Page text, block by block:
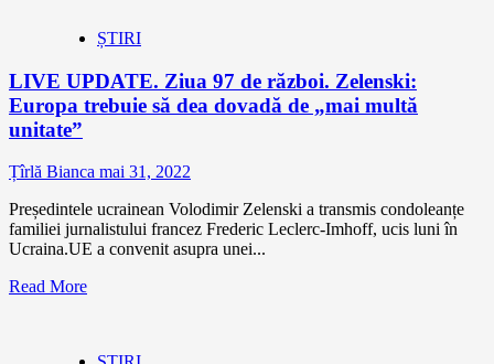
ȘTIRI
LIVE UPDATE. Ziua 97 de război. Zelenski:
Europa trebuie să dea dovadă de „mai multă
unitate”
Țîrlă Bianca mai 31, 2022
Președintele ucrainean Volodimir Zelenski a transmis condoleanțe
familiei jurnalistului francez Frederic Leclerc-Imhoff, ucis luni în
Ucraina.UE a convenit asupra unei...
Read More